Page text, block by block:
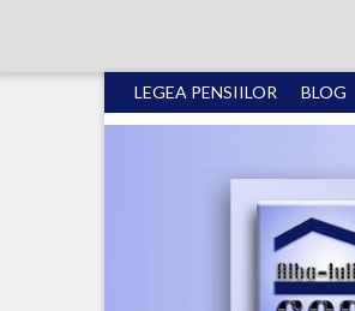
LEGEA PENSIILOR BLOG